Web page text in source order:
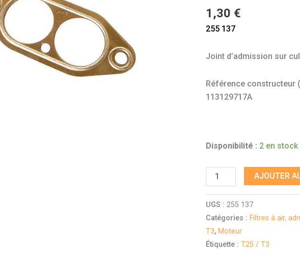
1,30 €
255 137
Joint d’admission sur
Référence constructeur
113129717A
Disponibilité : 2 en stock
1,6
CT
AJOUTER
UGS :255 137
Catégories : Filtres à air,
T3, Moteur
Étiquette :T25 / T3